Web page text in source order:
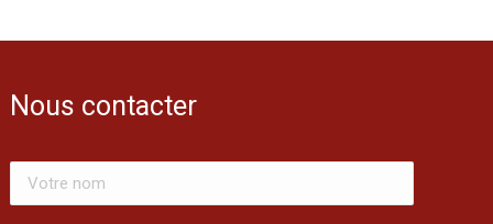
Nous contacter